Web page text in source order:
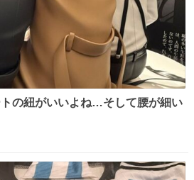
の紐がいいよね…そして腰が細い